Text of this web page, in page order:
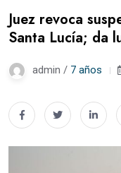
Juez revoca
Santa Lucía; da
admin / 7 años